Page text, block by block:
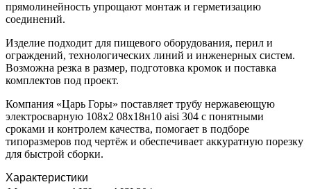
прямолинейность упрощают монтаж и герметизацию
соединений.
Изделие подходит для пищевого оборудования, перил и
ограждений, технологических линий и инженерных систем.
Возможна резка в размер, подготовка кромок и поставка
комплектов под проект.
Компания «Царь Горы» поставляет трубу нержавеющую
электросварную 108х2 08х18н10 aisi 304 с понятными
сроками и контролем качества, помогает в подборе
типоразмеров под чертёж и обеспечивает аккуратную порезку
для быстрой сборки.
Характеристики